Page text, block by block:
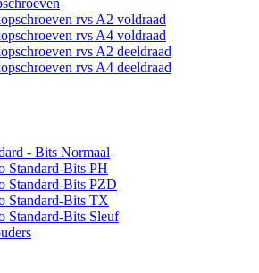
rvs A2 voldraad
rvs A4 voldraad
rvs A2 deeldraad
rvs A4 deeldraad
- Bits Normaal
Standard-Bits PH
Standard-Bits PZD
Standard-Bits TX
Standard-Bits Sleuf